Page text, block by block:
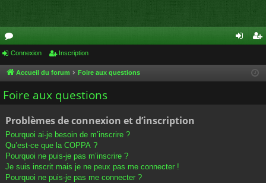
or
u
m
cri
Connexion Inscription
Accueil du forum Foire aux questions
Foire aux questions
Problèmes de connexion et d’inscription
Pourquoi ai-je besoin de m’inscrire ?
Qu’est-ce que la COPPA ?
Pourquoi ne puis-je pas m’inscrire ?
Je suis inscrit mais je ne peux pas me connecter !
Pourquoi ne puis-je pas me connecter ?